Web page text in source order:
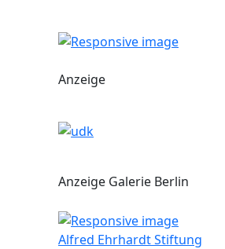
Anzeige
Anzeige Galerie Berlin
Alfred Ehrhardt Stiftung